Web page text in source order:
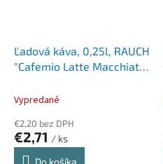
Ľadová káva, 0,25l, RAUCH
"Cafemio Latte Macchiato
Vypredané
€2,20 bez DPH
€2,71 / ks
Do košíka